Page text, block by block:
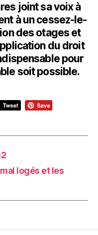
joint sa voix à
à un cessez-le-
des otages et
du droit
pour
soit possible.
logés et les